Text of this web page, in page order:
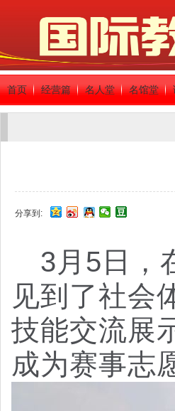
首页 经营篇 名人堂 名馆堂
分享到:
3月5日，
见到了社会
技能交流展
成为赛事志